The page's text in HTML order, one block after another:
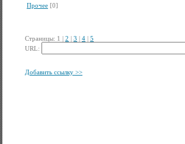
Прочее [0]
Страницы: 1 2 3 4
5
URL:
Добавить ссылку >>